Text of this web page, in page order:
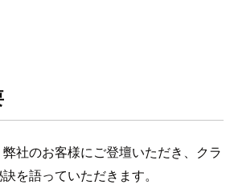
社のお客様にご登壇いただき、クラ
を語っていただきます。